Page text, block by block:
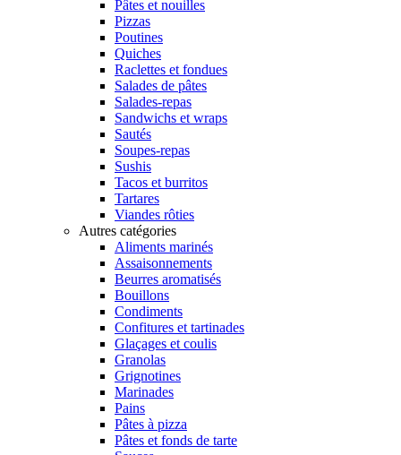
Pâtes et nouilles
Pizzas
Poutines
Quiches
Raclettes et fondues
Salades de pâtes
Salades-repas
Sandwichs et wraps
Sautés
Soupes-repas
Sushis
Tacos et burritos
Tartares
Viandes rôties
Autres catégories
Aliments marinés
Assaisonnements
Beurres aromatisés
Bouillons
Condiments
Confitures et tartinades
Glaçages et coulis
Granolas
Grignotines
Marinades
Pains
Pâtes à pizza
Pâtes et fonds de tarte